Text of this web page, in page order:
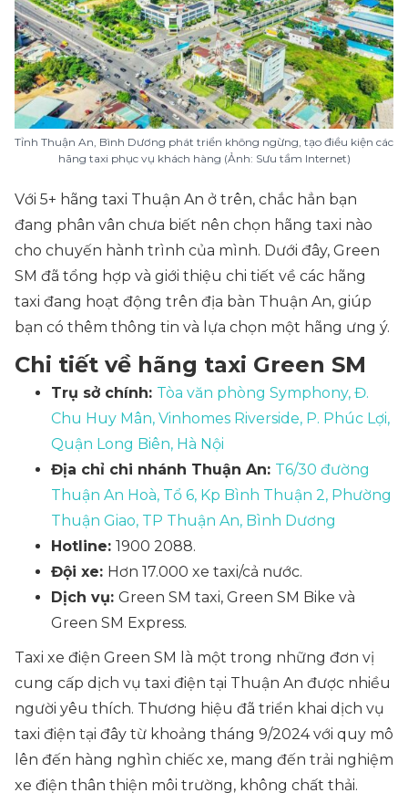
Tỉnh Thuận An, Bình Dương phát triển không ngừng, tạo điều kiện các
hãng taxi phục vụ khách hàng (Ảnh: Sưu tầm Internet)
Với 5+ hãng taxi Thuận An ở trên, chắc hẳn bạn
đang phân vân chưa biết nên chọn hãng taxi nào
cho chuyến hành trình của mình. Dưới đây, Green
SM đã tổng hợp và giới thiệu chi tiết về các hãng
taxi đang hoạt động trên địa bàn Thuận An, giúp
bạn có thêm thông tin và lựa chọn một hãng ưng ý.
Chi tiết về hãng taxi Green SM
Trụ sở chính: Tòa văn phòng Symphony, Đ.
Chu Huy Mân, Vinhomes Riverside, P. Phúc Lợi,
Quận Long Biên, Hà Nội
Địa chỉ chi nhánh Thuận An: T6/30 đường
Thuận An Hoà, Tổ 6, Kp Bình Thuận 2, Phường
Thuận Giao, TP Thuận An, Bình Dương
Hotline: 1900 2088.
Đội xe: Hơn 17.000 xe taxi/cả nước.
Dịch vụ: Green SM taxi, Green SM Bike và
Green SM Express.
Taxi xe điện Green SM là một trong những đơn vị
cung cấp dịch vụ taxi điện tại Thuận An được nhiều
người yêu thích. Thương hiệu đã triển khai dịch vụ
taxi điện tại đây từ khoảng tháng 9/2024 với quy mô
lên đến hàng nghìn chiếc xe, mang đến trải nghiệm
xe điện thân thiện môi trường, không chất thải.